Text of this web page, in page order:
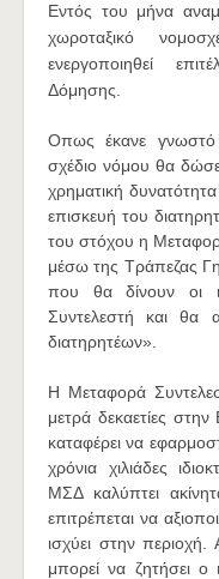
Εντός του μήνα
χωροταξικό
ενεργοποιηθεί
Δόμησης.
Oπως έκανε γνωστό
σχέδιο νόμου θα
χρηματική
επισκευή του
του στόχου η
μέσω της Τράπεζας
που θα δίνουν οι
Συντελεστή και θα
διατηρητέων».
Η Μεταφορά
μετρά δεκαετίες
καταφέρει να
χρόνια χιλιάδες
ΜΣΔ καλύπτει
επιτρέπεται να
ισχύει στην περιοχή.
μπορεί να ζητήσει ο